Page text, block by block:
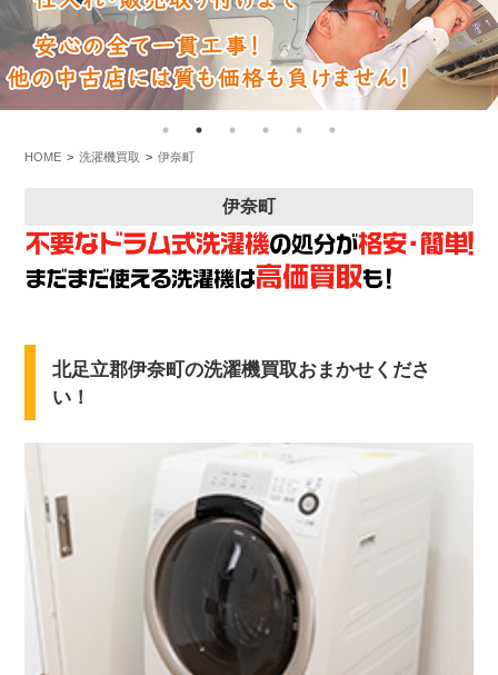
HOME 洗濯機買取 伊奈町
伊奈町
北足立郡伊奈町の洗濯機買取おまかせくださ
い！